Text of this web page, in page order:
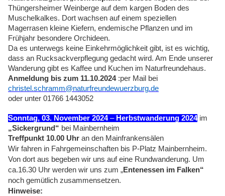
Thüngersheimer Weinberge auf dem kargen Boden des
Muschelkalkes. Dort wachsen auf einem speziellen
Magerrasen kleine Kiefern, endemische Pflanzen und im
Frühjahr besondere Orchideen.
Da es unterwegs keine Einkehrmöglichkeit gibt, ist es wichtig,
dass an Rucksackverpflegung gedacht wird. Am Ende unserer
Wanderung gibt es Kaffee und Kuchen im Naturfreundehaus.
Anmeldung bis zum 11.10.2024:per Mail bei
christel.schramm@naturfreundewuerzburg.de
oder unter 01766 1443052
Sonntag, 03. November 2024 – Herbstwanderung 2024 im
„Sickergrund“ bei Mainbernheim
Treffpunkt 10.00 Uhr an den Mainfrankensälen
Wir fahren in Fahrgemeinschaften bis P-Platz Mainbernheim.
Von dort aus begeben wir uns auf eine Rundwanderung. Um
ca.16.30 Uhr werden wir uns zum „Entenessen im Falken“
noch gemütlich zusammensetzen.
Hinweise: